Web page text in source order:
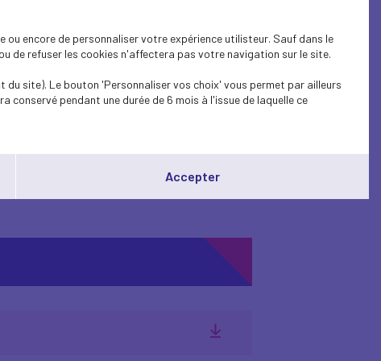
administratives.
de 15 jours des ruptures
encore de personnaliser votre expérience utilisteur. Sauf dans le
de refuser les cookies n'affectera pas votre navigation sur le site.
site). Le bouton 'Personnaliser vos choix' vous permet par ailleurs
pendant une durée de 6 mois à l'issue de laquelle ce
Accepter